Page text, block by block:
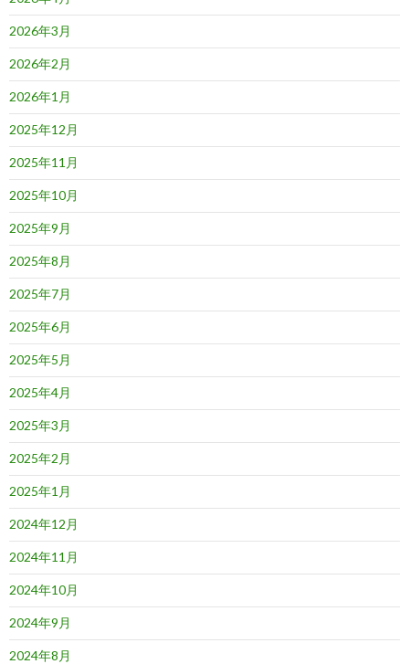
2026年3月
2026年2月
2026年1月
2025年12月
2025年11月
2025年10月
2025年9月
2025年8月
2025年7月
2025年6月
2025年5月
2025年4月
2025年3月
2025年2月
2025年1月
2024年12月
2024年11月
2024年10月
2024年9月
2024年8月